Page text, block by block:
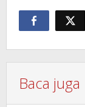
Baca juga